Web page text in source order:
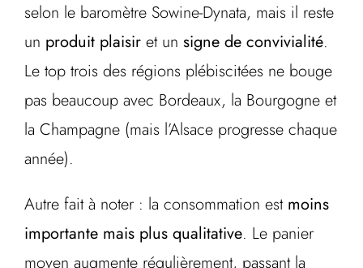
selon le baromètre Sowine-Dynata, mais il reste
un produit plaisir et un signe de convivialité.
Le top trois des régions plébiscitées ne bouge
pas beaucoup avec Bordeaux, la Bourgogne et
la Champagne (mais l’Alsace progresse chaque
année).
Autre fait à noter : la consommation est moins
importante mais plus qualitative. Le panier
moyen augmente régulièrement, passant la